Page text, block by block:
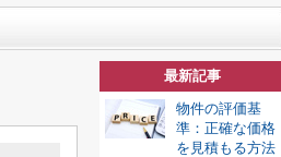
最新記事
物件の評価基
準：正確な価格
を見積もる方法